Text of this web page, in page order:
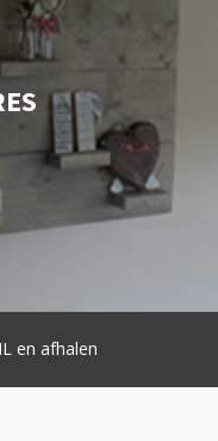
en afhalen